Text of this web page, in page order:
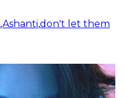
,Ashanti,don't let them